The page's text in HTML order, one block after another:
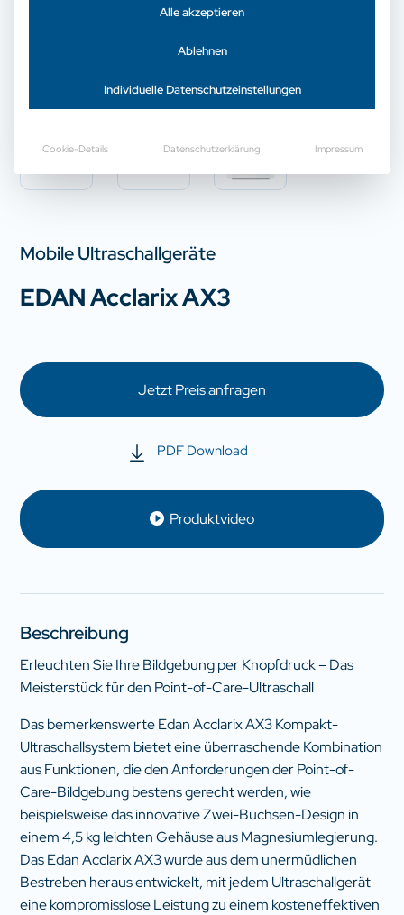
Mobile Ultraschallgeräte
EDAN Acclarix AX3
Jetzt Preis anfragen
PDF Download
Produktvideo
Beschreibung
Erleuchten Sie Ihre Bildgebung per Knopfdruck – Das
Meisterstück für den Point-of-Care-Ultraschall
Das bemerkenswerte Edan Acclarix AX3 Kompakt-
Ultraschallsystem bietet eine überraschende Kombination
aus Funktionen, die den Anforderungen der Point-of-
Care-Bildgebung bestens gerecht werden, wie
beispielsweise das innovative Zwei-Buchsen-Design in
einem 4,5 kg leichten Gehäuse aus Magnesiumlegierung.
Das Edan Acclarix AX3 wurde aus dem unermüdlichen
Bestreben heraus entwickelt, mit jedem Ultraschallgerät
eine kompromisslose Leistung zu einem kosteneffektiven
Alle akzeptieren
Ablehnen
Individuelle Datenschutzeinstellungen
Cookie-Details Datenschutzerklärung Impressum